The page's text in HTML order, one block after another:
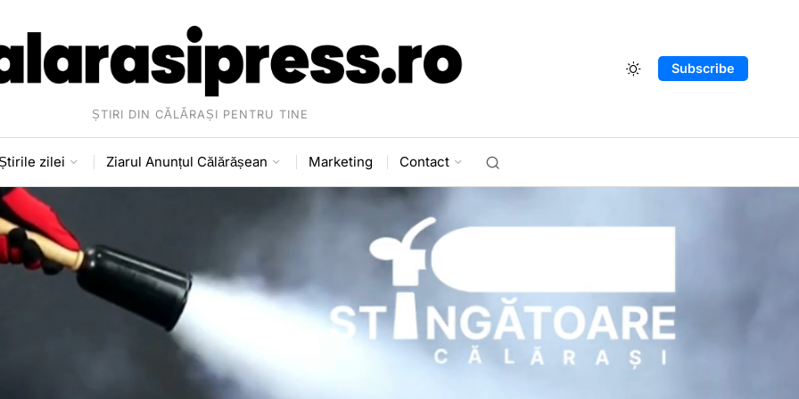
ȘTIRI DIN CĂLĂRAȘI PENTRU TINE
Subscribe
zilei Ziarul Anunțul Călărășean Marketing Contact